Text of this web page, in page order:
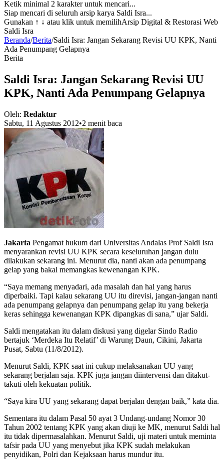
Ketik minimal 2 karakter untuk mencari...
Siap mencari di seluruh arsip karya Saldi Isra...
Gunakan ↑ ↓ atau klik untuk memilihArsip Digital & Restorasi Web
Saldi Isra
Beranda/Berita/Saldi Isra: Jangan Sekarang Revisi UU KPK, Nanti
Ada Penumpang Gelapnya
Berita
Saldi Isra: Jangan Sekarang Revisi UU
KPK, Nanti Ada Penumpang Gelapnya
Oleh: Redaktur
Sabtu, 11 Agustus 2012•2 menit baca
Jakarta Pengamat hukum dari Universitas Andalas Prof Saldi Isra
menyarankan revisi UU KPK secara keseluruhan jangan dulu
dilakukan sekarang ini. Menurut dia, nanti akan ada penumpang
gelap yang bakal memangkas kewenangan KPK.
“Saya memang menyadari, ada masalah dan hal yang harus
diperbaiki. Tapi kalau sekarang UU itu direvisi, jangan-jangan nanti
ada penumpang gelapnya dan penumpang gelap itu yang bekerja
keras sehingga kewenangan KPK dipangkas di sana,” ujar Saldi.
Saldi mengatakan itu dalam diskusi yang digelar Sindo Radio
bertajuk ‘Merdeka Itu Relatif’ di Warung Daun, Cikini, Jakarta
Pusat, Sabtu (11/8/2012).
Menurut Saldi, KPK saat ini cukup melaksanakan UU yang
sekarang berjalan saja. KPK juga jangan diintervensi dan ditakut-
takuti oleh kekuatan politik.
“Saya kira UU yang sekarang dapat berjalan dengan baik,” kata dia.
Sementara itu dalam Pasal 50 ayat 3 Undang-undang Nomor 30
Tahun 2002 tentang KPK yang akan diuji ke MK, menurut Saldi hal
itu tidak dipermasalahkan. Menurut Saldi, uji materi untuk meminta
tafsir pada UU yang menyebut jika KPK sudah melakukan
penyidikan, Polri dan Kejaksaan harus mundur itu.